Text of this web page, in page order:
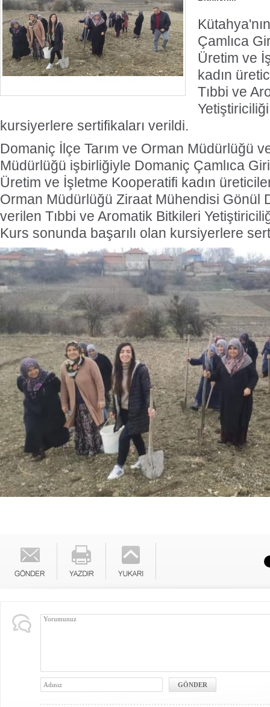
Çamlıca
Üretim ve
kadın
Tıbbi ve
kursiyerlere sertifikaları verildi.
Domaniç İlçe Tarım ve Orman Müdürlüğü
Müdürlüğü işbirliğiyle Domaniç Çamlıca
Üretim ve İşletme Kooperatifi kadın
Orman Müdürlüğü Ziraat Mühendisi Gönül
verilen Tıbbi ve Aromatik Bitkileri
Kurs sonunda başarılı olan kursiyerlere